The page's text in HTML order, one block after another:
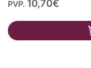
PVP. 10,70€